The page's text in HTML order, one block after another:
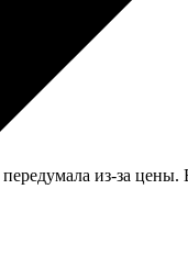
из-за